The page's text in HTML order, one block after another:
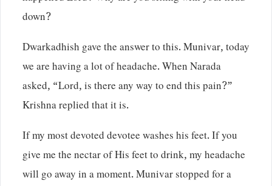
down?
Dwarkadhish gave the answer to this. Munivar, today
we are having a lot of headache. When Narada
asked, “Lord, is there any way to end this pain?”
Krishna replied that it is.
If my most devoted devotee washes his feet. If you
give me the nectar of His feet to drink, my headache
will go away in a moment. Munivar stopped for a